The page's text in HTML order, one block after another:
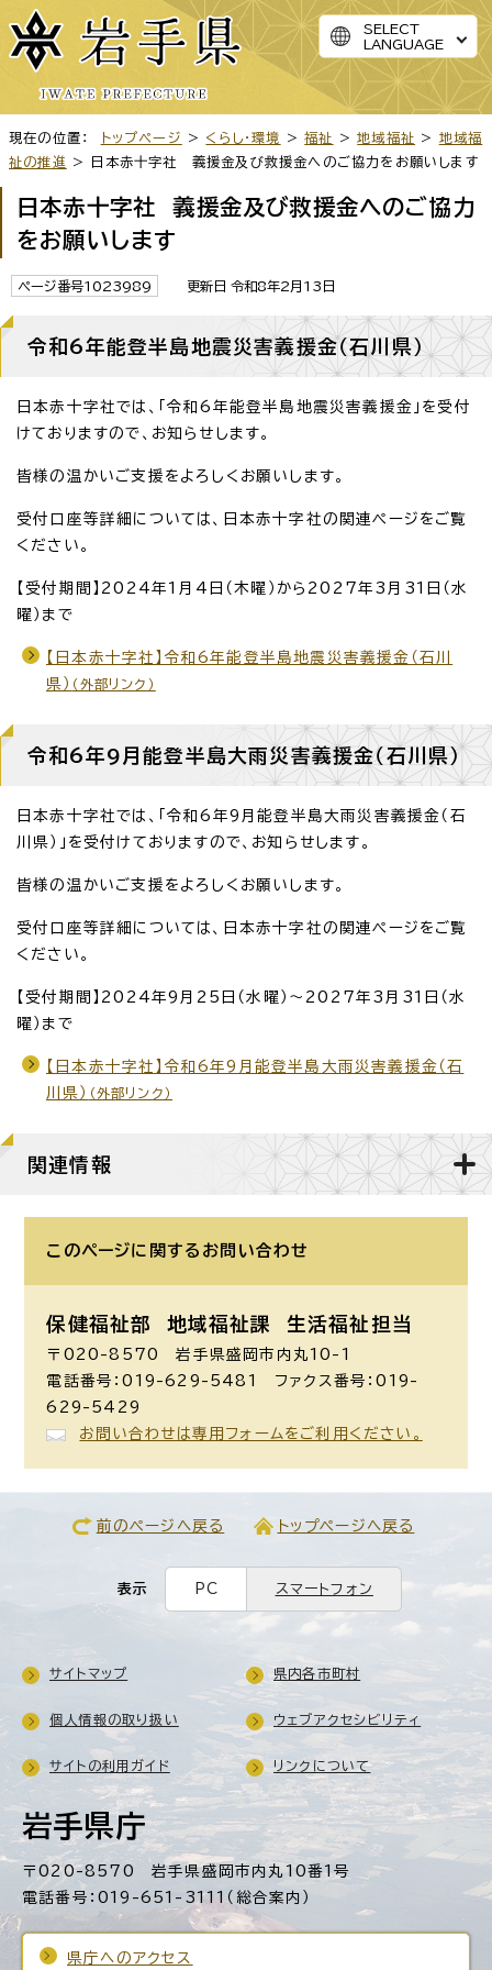
SELECT
LANGUAGE
現在の位置： トップページ > くらし・環境 >福祉 >地域福祉 > 地域福
祉の推進
> 日本赤十字社 義援金及び救援金へのご協力をお願いします
日本赤十字社 義援金及び救援金へのご協力
をお願いします
ページ番号1023989 更新日 令和8年2月13日
令和6年能登半島地震災害義援金（石川県）
日本赤十字社では、「令和6年能登半島地震災害義援金」を受付
けておりますので、お知らせします。
皆様の温かいご支援をよろしくお願いします。
受付口座等詳細については、日本赤十字社の関連ページをご覧
ください。
【受付期間】2024年1月4日（木曜）から2027年3月31日（水
曜）まで
【日本赤十字社】令和6年能登半島地震災害義援金（石川
県） （外部リンク）
令和6年9月能登半島大雨災害義援金（石川県）
日本赤十字社では、「令和6年9月能登半島大雨災害義援金（石
川県）」を受付けておりますので、お知らせします。
皆様の温かいご支援をよろしくお願いします。
受付口座等詳細については、日本赤十字社の関連ページをご覧
ください。
【受付期間】2024年9月25日（水曜）～2027年3月31日（水
曜）まで
【日本赤十字社】令和6年9月能登半島大雨災害義援金（石
川県） （外部リンク）
関連情報
このページに関する お問い合わせ
保健福祉部 地域福祉課 生活福祉担当
〒020-8570 岩手県盛岡市内丸10-1
電話番号：019-629-5481 ファクス番号：019-
629-5429
お問い合わせは専用フォームをご利用ください。
前のページへ戻る トップページへ戻る
表示 PC スマートフォン
岩手県庁
〒020-8570 岩手県盛岡市内丸10番1号
電話番号：019-651-3111（総合案内）
県庁へのアクセス
サイトマップ 県内各市町村
個人情報の取り扱い ウェブアクセシビリティ
サイトの利用ガイド リンクについて